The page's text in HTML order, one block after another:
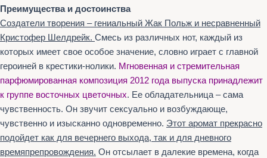
Преимущества и достоинства
Создатели творения – гениальный Жак Польж и несравненный
Кристофер Шелдрейк. Смесь из различных нот, каждый из
которых имеет свое особое значение, словно играет с главной
героиней в крестики-нолики. Мгновенная и стремительная
парфюмированная композиция 2012 года выпуска принадлежит
к группе восточных цветочных. Ее обладательница – сама
чувственность. Он звучит сексуально и возбуждающе,
чувственно и изысканно одновременно. Этот аромат прекрасно
подойдет как для вечернего выхода, так и для дневного
времяпрепровождения. Он отсылает в далекие времена, когда